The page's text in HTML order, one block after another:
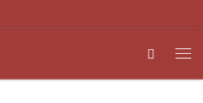
Search